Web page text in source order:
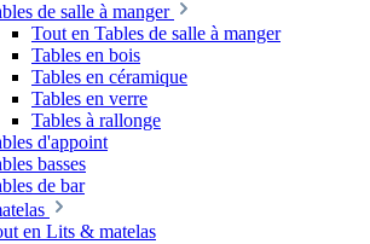
de salle à manger
Tout en Tables de salle à manger
Tables en bois
Tables en céramique
Tables en verre
Tables à rallonge
d'appoint
basses
de bar
en Lits & matelas